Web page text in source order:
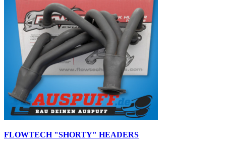
FLOWTECH "SHORTY" HEADERS